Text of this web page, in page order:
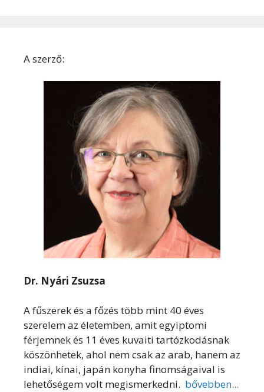
A szerző:
Dr. Nyári Zsuzsa
A fűszerek és a főzés több mint 40 éves
szerelem az életemben, amit egyiptomi
férjemnek és 11 éves kuvaiti tartózkodásnak
köszönhetek, ahol nem csak az arab, hanem az
indiai, kínai, japán konyha finomságaival is
lehetőségem volt megismerkedni. bővebben...